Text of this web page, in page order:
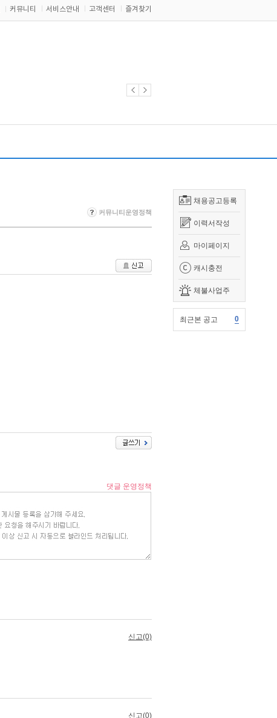
커뮤니티 서비스안내 고객센터 즐겨찾기
채용공고등록
이력서작성
마이페이지
캐시충전
체불사업주
최근본 공고 0
커뮤니티운영정책